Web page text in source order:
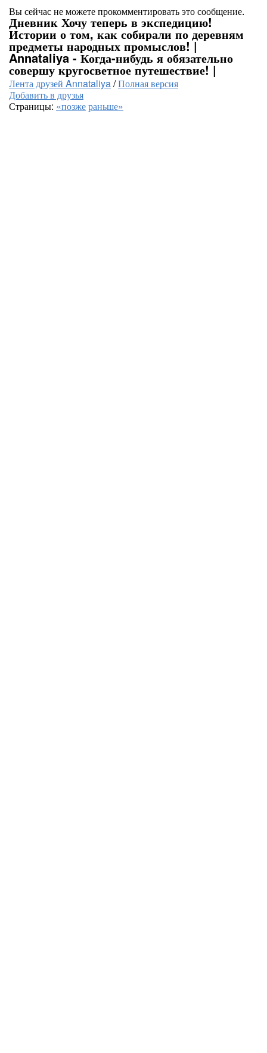
Вы сейчас не можете прокомментировать это сообщение.
Дневник Хочу теперь в экспедицию!
Истории о том, как собирали по деревням
предметы народных промыслов! |
Annataliya - Когда-нибудь я обязательно
совершу кругосветное путешествие! |
Лента друзей Annataliya/Полная версия
Добавить в друзья
Страницы: «позжераньше»